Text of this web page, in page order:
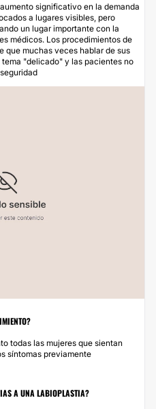
significativo en la demanda
a lugares visibles, pero
un lugar importante con la
médicos. Los procedimientos de
que muchas veces hablar de sus
"delicado" y las pacientes no
todas las mujeres que sientan
síntomas previamente
A UNA LABIOPLASTIA?